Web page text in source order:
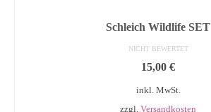
Schleich Wildlife SET
NICHT BEWERTET
15,00 €
inkl. MwSt.
zzgl. Versandkosten